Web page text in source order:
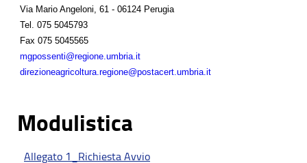
Via Mario Angeloni, 61 - 06124 Perugia
Tel. 075 5045793
Fax 075 5045565
mgpossenti@regione.umbria.it
direzioneagricoltura.regione@postacert.umbria.it
Modulistica
Allegato 1_Richiesta Avvio